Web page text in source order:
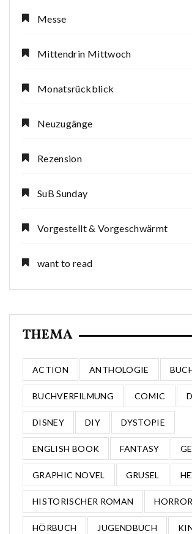
Messe
Mittendrin Mittwoch
Monatsrückblick
Neuzugänge
Rezension
SuB Sunday
Vorgestellt & Vorgeschwärmt
want to read
THEMA
ACTION ANTHOLOGIE
BUCHVERFILMUNG COMIC
DISNEY DIY DYSTOPIE
ENGLISH BOOK FANTASY
GRAPHIC NOVEL GRUSEL
HISTORISCHER ROMAN HORROR
HÖRBUCH JUGENDBUCH